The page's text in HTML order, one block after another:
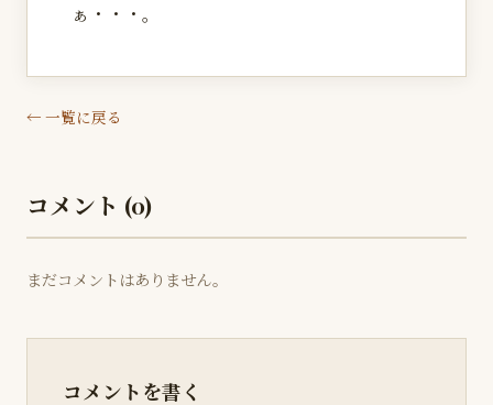
ぁ・・・。
← 一覧に戻る
コメント (0)
まだコメントはありません。
コメントを書く